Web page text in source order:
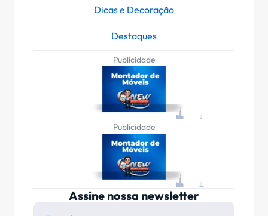
Dicas e Decoração
Destaques
Publicidade
Publicidade
Assine nossa newsletter